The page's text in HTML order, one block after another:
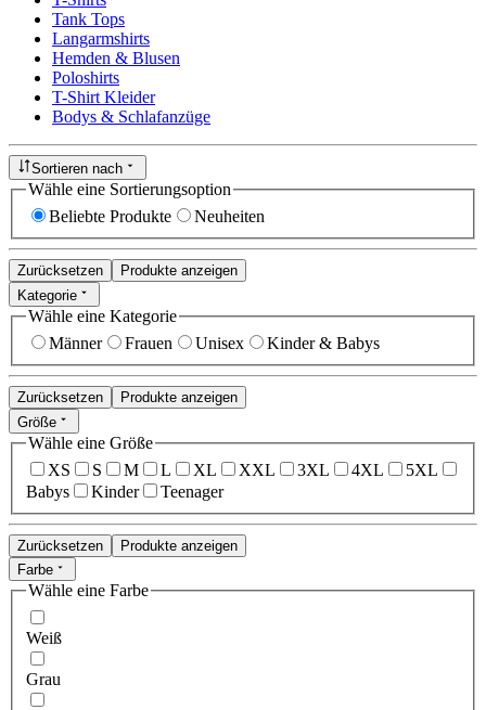
Tank Tops
Langarmshirts
Hemden & Blusen
Poloshirts
T-Shirt Kleider
Bodys & Schlafanzüge
Sortieren nach
Wähle eine Sortierungsoption
Beliebte Produkte
Neuheiten
Zurücksetzen
Produkte anzeigen
Kategorie
Wähle eine Kategorie
Männer
Frauen Unisex Kinder & Babys
Zurücksetzen
Produkte anzeigen
Größe
Wähle eine Größe
XS
S M L XL XXL 3XL 4XL
5XL
Babys
Kinder Teenager
Zurücksetzen
Produkte anzeigen
Farbe
Wähle eine Farbe
Weiß
Grau